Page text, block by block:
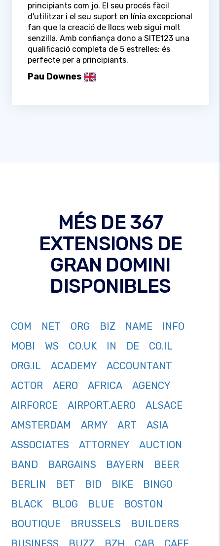
principiants com jo. El seu procés fàcil
d'utilitzar i el seu suport en línia excepcional
fan que la creació de llocs web sigui molt
senzilla. Amb confiança dono a SITE123 una
qualificació completa de 5 estrelles: és
perfecte per a principiants.
Pau Downes
MÉS DE 367
EXTENSIONS DE
GRAN DOMINI
DISPONIBLES
COM NET ORG BIZ NAME
INFO
MOBI
WS CO.UK IN DE
CO.IL
ORG.IL
ACADEMY
ACCOUNTANT
ACTOR
AERO AFRICA
AGENCY
AIRFORCE
AIRPORT.AERO
ALSACE
AMSTERDAM
ARMY ART
ASIA
ASSOCIATES
ATTORNEY
AUCTION
BAND
BARGAINS BAYERN
BEER
BERLIN
BET BID BIKE
BINGO
BLACK
BLOG BLUE
BOSTON
BOUTIQUE
BRUSSELS
BUILDERS
BUSINESS
BUZZ BZH CAB
CAFE